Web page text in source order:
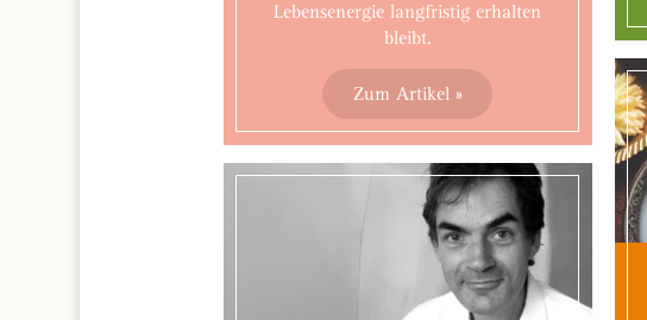
Lebensenergie langfristig erhalten
bleibt.
Zum Artikel »